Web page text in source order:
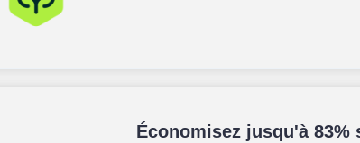
Économisez jusqu'à 83%